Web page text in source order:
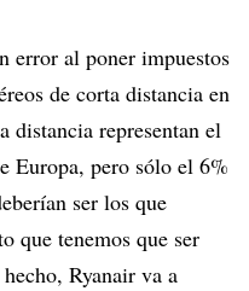
error al poner impuestos
de corta distancia en
distancia representan el
Europa, pero sólo el 6%
ser los que
que tenemos que ser
Ryanair va a